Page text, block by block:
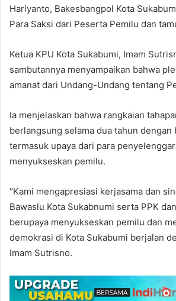
Hariyanto, Bakesbangpol Kota
Para Saksi dari Peserta Pemilu dan
Ketua KPU Kota Sukabumi, Imam
sambutannya menyampaikan bahwa
amanat dari Undang-Undang tentang
Ia menjelaskan bahwa rangkaian
berlangsung selama dua tahun dengan
termasuk upaya dari para
menyukseskan pemilu.
“Kami mengapresiasi kerjasama dan
Bawaslu Kota Sukabnumi serta PPK
berupaya menyukseskan pemilu dan
demokrasi di Kota Sukabumi berjalan
Imam Sutrisno.